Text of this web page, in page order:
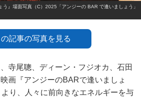
う』場面写真（C）2025「アンジーの BAR で逢いましょう」
の記事の写真を見る
寺尾聰、ディーン・フジオカ、石田
画『アンジーのBARで逢いましょ
り、人々に前向きなエネルギーを与